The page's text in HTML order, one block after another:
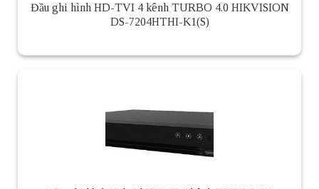
Đầu ghi hình HD-TVI 4 kênh TURBO 4.0 HIKVISION
DS-7204HTHI-K1(S)